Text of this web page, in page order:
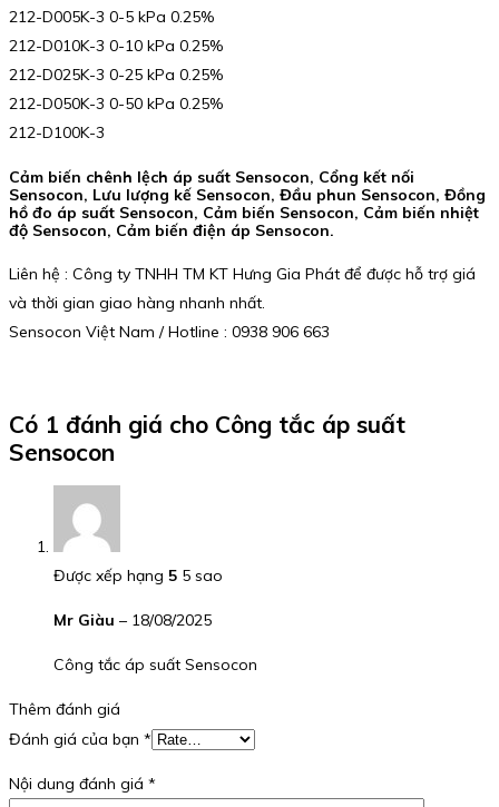
212-D005K-3 0-5 kPa 0.25%
212-D010K-3 0-10 kPa 0.25%
212-D025K-3 0-25 kPa 0.25%
212-D050K-3 0-50 kPa 0.25%
212-D100K-3
Cảm biến chênh lệch áp suất Sensocon, Cổng kết nối
Sensocon, Lưu lượng kế Sensocon, Đầu phun Sensocon, Đồng
hồ đo áp suất Sensocon, Cảm biến Sensocon, Cảm biến nhiệt
độ Sensocon, Cảm biến điện áp Sensocon.
Liên hệ : Công ty TNHH TM KT Hưng Gia Phát để được hỗ trợ giá
và thời gian giao hàng nhanh nhất.
Sensocon Việt Nam / Hotline : 0938 906 663
Có 1 đánh giá cho Công tắc áp suất
Sensocon
Được xếp hạng 5 5 sao
Mr Giàu – 18/08/2025
Công tắc áp suất Sensocon
Thêm đánh giá
Đánh giá của bạn *
Nội dung đánh giá *